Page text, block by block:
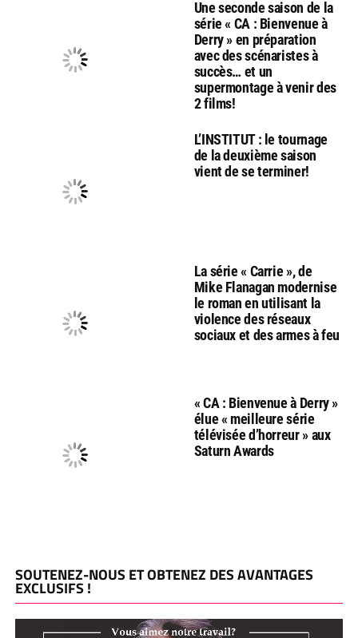
Une seconde saison de la
série « CA : Bienvenue à
Derry » en préparation
avec des scénaristes à
succès… et un
supermontage à venir des
2 films!
L’INSTITUT : le tournage
de la deuxième saison
vient de se terminer!
La série « Carrie », de
Mike Flanagan modernise
le roman en utilisant la
violence des réseaux
sociaux et des armes à feu
« CA : Bienvenue à Derry »
élue « meilleure série
télévisée d’horreur » aux
Saturn Awards
SOUTENEZ-NOUS ET OBTENEZ DES AVANTAGES
EXCLUSIFS !